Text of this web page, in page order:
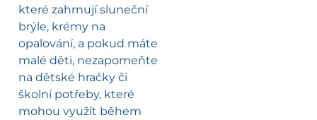
které zahrnují sluneční
brýle, krémy na
opalování, a pokud máte
malé děti, nezapomeňte
na dětské hračky či
školní potřeby, které
mohou využít během